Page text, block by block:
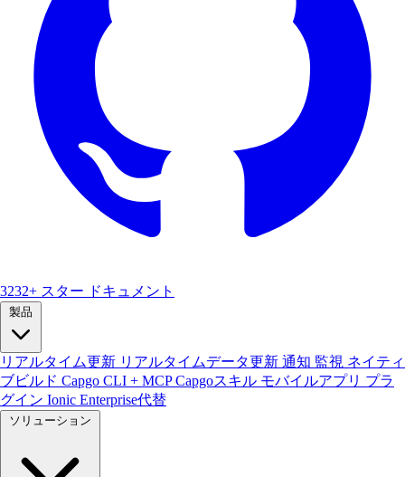
3232+ スター ドキュメント
製品
リアルタイム更新 リアルタイムデータ更新 通知 監視 ネイティ
ブビルド Capgo CLI + MCPCapgoスキル モバイルアプリ プラ
グイン Ionic Enterprise代替
ソリューション